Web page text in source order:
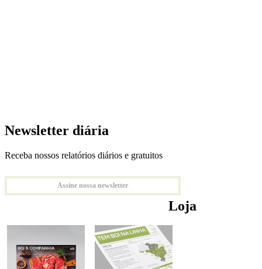
Newsletter diária
Receba nossos relatórios diários e gratuitos
Assine nossa newsletter
Loja